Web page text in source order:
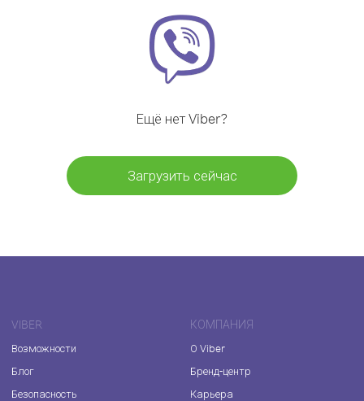
Ещё нет Viber?
Загрузить сейчас
VIBER
Возможности
Блог
Безопасность
КОМПАНИЯ
О Viber
Бренд-центр
Карьера